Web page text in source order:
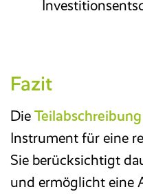
Fazit
Die Teilabschreibung
Instrument für eine
Sie berücksichtigt
und ermöglicht eine